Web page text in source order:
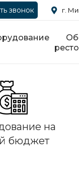
звонок г.
на
бюджет